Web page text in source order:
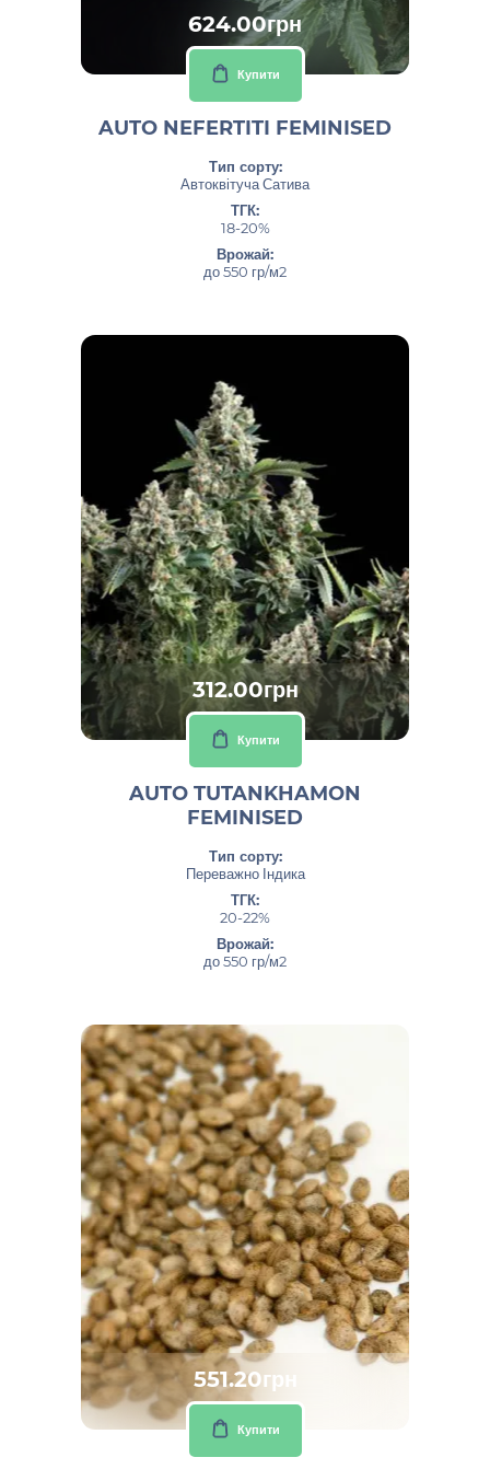
624.00грн
Купити
AUTO NEFERTITI FEMINISED
Тип сорту:
Автоквітуча Сатива
ТГК:
18-20%
Врожай:
до 550 гр/м2
312.00грн
Купити
AUTO TUTANKHAMON
FEMINISED
Тип сорту:
Переважно Індика
ТГК:
20-22%
Врожай:
до 550 гр/м2
551.20грн
Купити